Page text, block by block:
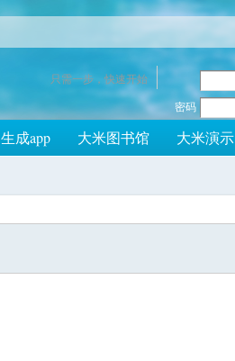
密码
只需一步，快速开始
生成app 大米图书馆 大米演示